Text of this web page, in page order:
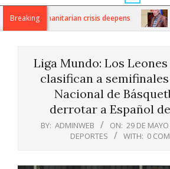
Navigation
MenuBreaking
as humanitarian crisis deepens
Liga Mundo: Los
clasifican a
Nacional de
derrotar a Español
BY: ADMINWEB ON: 29 DE
DEPORTES
WITH: 0